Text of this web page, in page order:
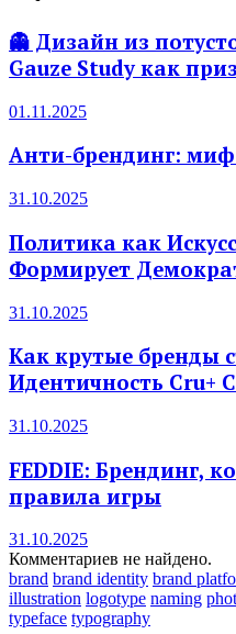
👻 Дизайн из
Gauze Study как
01.11.2025
Анти-брендинг: миф
31.10.2025
Политика как
Формирует
31.10.2025
Как крутые бренды
Идентичность Cru+
31.10.2025
FEDDIE: Брендинг,
правила игры
31.10.2025
Комментариев не найдено.
brand brand identity brand
illustration logotype naming
typeface typography